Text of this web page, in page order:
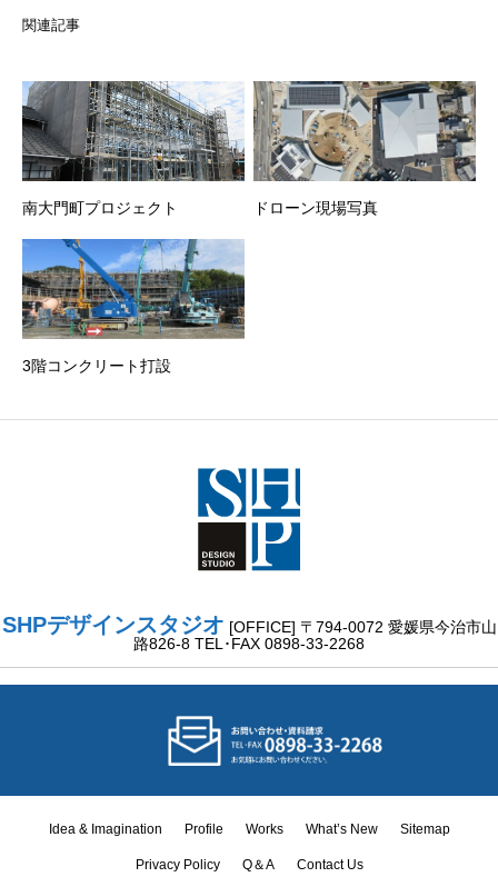
関連記事
南大門町プロジェクト ドローン現場写真
3階コンクリート打設
SHPデザインスタジオ [OFFICE] 〒794-0072 愛媛県今治市山
路826-8 TEL･FAX 0898-33-2268
Idea & Imagination Profile Works What’s New Sitemap
Privacy Policy Q＆A Contact Us